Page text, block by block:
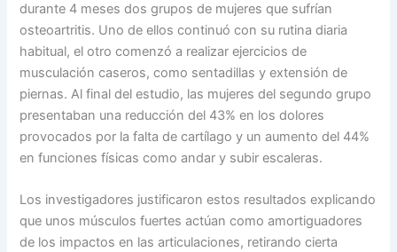
durante 4 meses dos grupos de mujeres que sufrían
osteoartritis. Uno de ellos continuó con su rutina diaria
habitual, el otro comenzó a realizar ejercicios de
musculación caseros, como sentadillas y extensión de
piernas. Al final del estudio, las mujeres del segundo grupo
presentaban una reducción del 43% en los dolores
provocados por la falta de cartílago y un aumento del 44%
en funciones físicas como andar y subir escaleras.
Los investigadores justificaron estos resultados explicando
que unos músculos fuertes actúan como amortiguadores
de los impactos en las articulaciones, retirando cierta